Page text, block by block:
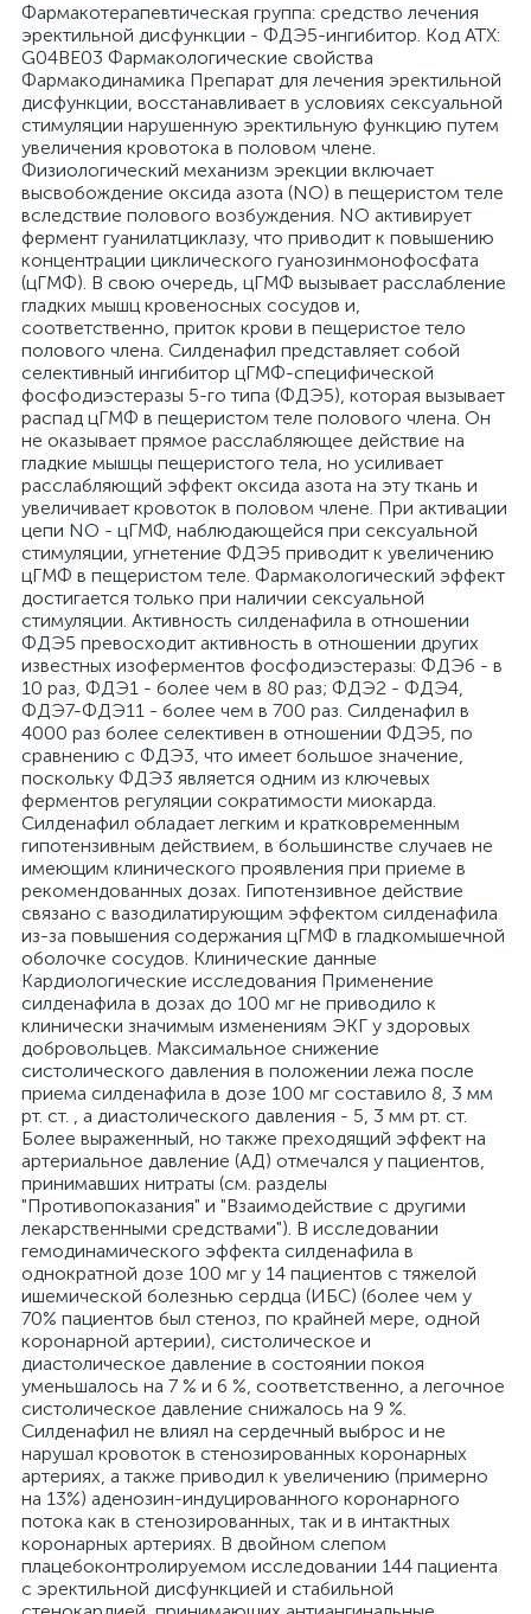
Фармакотерапевтическая группа: средство лечения
эректильной дисфункции - ФДЭ5-ингибитор. Код АТХ:
G04BE03 Фармакологические свойства
Фармакодинамика Препарат для лечения эректильной
дисфункции, восстанавливает в условиях сексуальной
стимуляции нарушенную эректильную функцию путем
увеличения кровотока в половом члене.
Физиологический механизм эрекции включает
высвобождение оксида азота (NO) в пещеристом теле
вследствие полового возбуждения. NO активирует
фермент гуанилатциклазу, что приводит к повышению
концентрации циклического гуанозинмонофосфата
(цГМФ). В свою очередь, цГМФ вызывает расслабление
гладких мышц кровеносных сосудов и,
соответственно, приток крови в пещеристое тело
полового члена. Силденафил представляет собой
селективный ингибитор цГМФ-специфической
фосфодиэстеразы 5-го типа (ФДЭ5), которая вызывает
распад цГМФ в пещеристом теле полового члена. Он
не оказывает прямое расслабляющее действие на
гладкие мышцы пещеристого тела, но усиливает
расслабляющий эффект оксида азота на эту ткань и
увеличивает кровоток в половом члене. При активации
цепи NO - цГМФ, наблюдающейся при сексуальной
стимуляции, угнетение ФДЭ5 приводит к увеличению
цГМФ в пещеристом теле. Фармакологический эффект
достигается только при наличии сексуальной
стимуляции. Активность силденафила в отношении
ФДЭ5 превосходит активность в отношении других
известных изоферментов фосфодиэстеразы: ФДЭ6 - в
10 раз, ФДЭ1 - более чем в 80 раз; ФДЭ2 - ФДЭ4,
ФДЭ7-ФДЭ11 - более чем в 700 раз. Силденафил в
4000 раз более селективен в отношении ФДЭ5, по
сравнению с ФДЭ3, что имеет большое значение,
поскольку ФДЭ3 является одним из ключевых
ферментов регуляции сократимости миокарда.
Силденафил обладает легким и кратковременным
гипотензивным действием, в большинстве случаев не
имеющим клинического проявления при приеме в
рекомендованных дозах. Гипотензивное действие
связано с вазодилатирующим эффектом силденафила
из-за повышения содержания цГМФ в гладкомышечной
оболочке сосудов. Клинические данные
Кардиологические исследования Применение
силденафила в дозах до 100 мг не приводило к
клинически значимым изменениям ЭКГ у здоровых
добровольцев. Максимальное снижение
систолического давления в положении лежа после
приема силденафила в дозе 100 мг составило 8, 3 мм
рт. ст. , а диастолического давления - 5, 3 мм рт. ст.
Более выраженный, но также преходящий эффект на
артериальное давление (АД) отмечался у пациентов,
принимавших нитраты (см. разделы
"Противопоказания" и "Взаимодействие с другими
лекарственными средствами"). В исследовании
гемодинамического эффекта силденафила в
однократной дозе 100 мг у 14 пациентов с тяжелой
ишемической болезнью сердца (ИБС) (более чем у
70% пациентов был стеноз, по крайней мере, одной
коронарной артерии), систолическое и
диастолическое давление в состоянии покоя
уменьшалось на 7 % и 6 %, соответственно, а легочное
систолическое давление снижалось на 9 %.
Силденафил не влиял на сердечный выброс и не
нарушал кровоток в стенозированных коронарных
артериях, а также приводил к увеличению (примерно
на 13%) аденозин-индуцированного коронарного
потока как в стенозированных, так и в интактных
коронарных артериях. В двойном слепом
плацебоконтролируемом исследовании 144 пациента
с эректильной дисфункцией и стабильной